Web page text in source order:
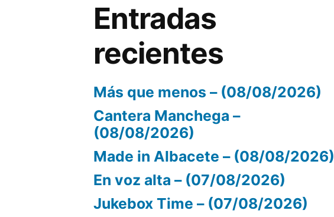
Entradas
recientes
Más que menos – (08/08/2026)
Cantera Manchega –
(08/08/2026)
Made in Albacete – (08/08/2026)
En voz alta – (07/08/2026)
Jukebox Time – (07/08/2026)